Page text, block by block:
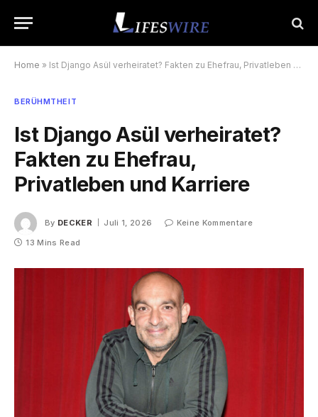
Home » Ist Django Asül verheiratet? Fakten zu Ehefrau, Privatleben und Karriere
BERÜHMTHEIT
Ist Django Asül verheiratet?
Fakten zu Ehefrau,
Privatleben und Karriere
By DECKER Juli 1, 2026
Keine Kommentare
13 Mins Read